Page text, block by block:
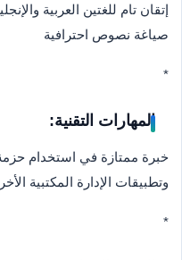
إتقان تام للغتين العربية
صياغة نصوص احترافية
*
المهارات التقنية:
وتطبيقات الإدارة المكتبية
*